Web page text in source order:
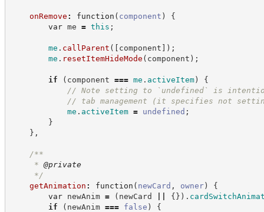
onRemove : function ( component )
{
var me = this ;
me . callParent ( [ component ] ) ;
me . resetItemHideMode ( component ) ;
if ( component === me . activeItem)
{
// Note setting to `undefined` is
// tab management (it specifies not
me . activeItem = undefined ;
}
} ,
/**
* @private
*/
getAnimation : function ( newCard , owner)
{
var newAnim = ( newCard {} ) .
if
( newAnim === false )
{